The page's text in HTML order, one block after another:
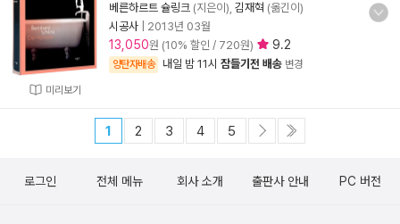
미리보기
베른하르트 슐링크 (지은이), 김재혁 (옮긴이)
시공사
2013년 03월
13,050원 (10% 할인 / 720원) 9.2
양탄자배송 내일 밤 11시 잠들기전 배송 변경
1 2 3 4 5
로그인 전체 메뉴 회사 소개 출판사 안내 PC 버전